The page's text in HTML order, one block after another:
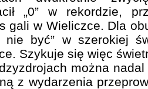
„0” w rekordzie,
gali w Wieliczce. Dla
nie być” w szerokiej
Szykuje się więc
można
z wydarzenia